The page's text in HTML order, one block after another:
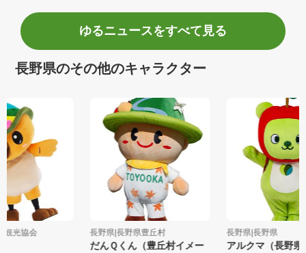
ゆるニュースをすべて見る
長野県のその他のキャラクター
村観光協会 長野県|長野県豊丘村
だんＱくん（豊丘村イメー
長野県|長野県
アルクマ（長